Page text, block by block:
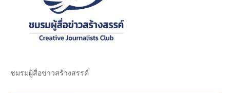
ชมรม​ผู้สื่อข่าวสร้างสรรค์​